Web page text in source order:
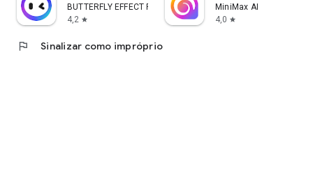
BUTTERFLY EFFECT PTE. LTD.
4,2 star
MiniMax AI
4,0 star
flag Sinalizar como impróprio